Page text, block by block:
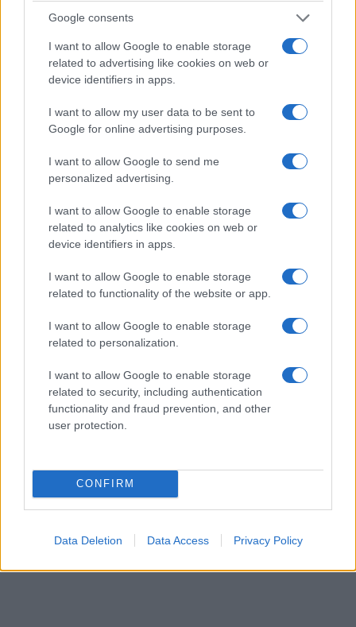
Google consents
I want to allow Google to enable storage
related to advertising like cookies on web or
device identifiers in apps.
I want to allow my user data to be sent to
Google for online advertising purposes.
I want to allow Google to send me
personalized advertising.
I want to allow Google to enable storage
related to analytics like cookies on web or
device identifiers in apps.
I want to allow Google to enable storage
related to functionality of the website or app.
I want to allow Google to enable storage
related to personalization.
I want to allow Google to enable storage
related to security, including authentication
functionality and fraud prevention, and other
user protection.
CONFIRM
Data Deletion Data Access Privacy Policy